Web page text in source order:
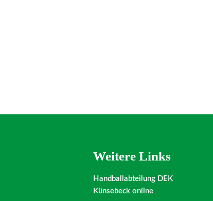
Weitere Links
Handballabteilung DEK
Künsebeck online